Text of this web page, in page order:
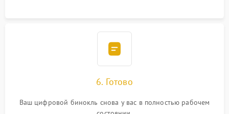
6. Готово
Ваш цифровой бинокль снова у вас в полностью рабочем